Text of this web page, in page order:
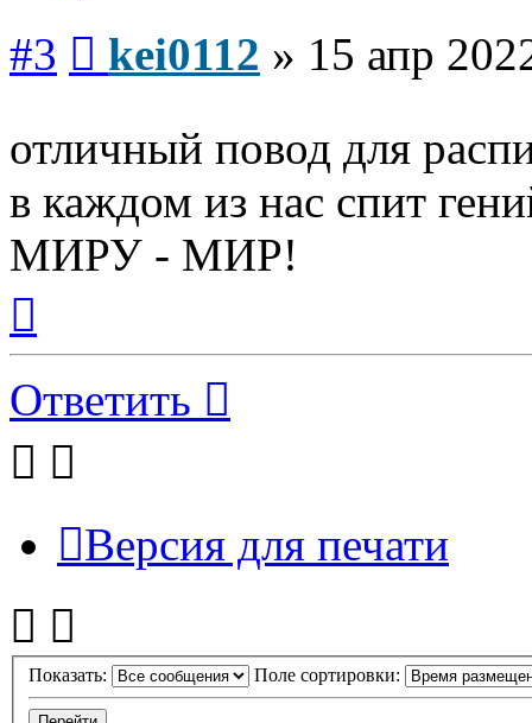
#3 kei0112 » 15 апр
отличный повод для
в каждом из нас спит
МИРУ - МИР!
началу
Ответить
Версия для печати
Показать: Поле сортировки: